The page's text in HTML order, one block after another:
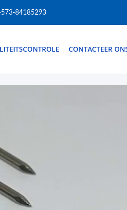
84185293
CONTACTEER